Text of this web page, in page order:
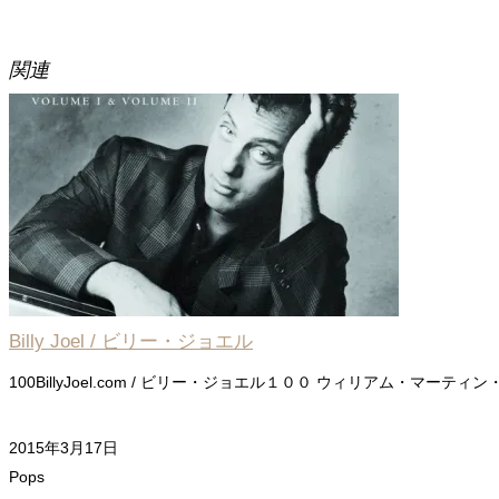
関連
Billy Joel / ビリー・ジョエル
100BillyJoel.com / ビリー・ジョエル１００ ウィリアム・マーティン
2015年3月17日
Pops